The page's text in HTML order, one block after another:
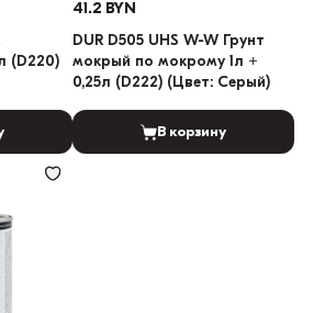
(D220)
41.2 BYN
DUR D505 UHS W-W Грунт
мокрый по мокрому 1л +
0,25л (D222) (Цвет: Серый)
В корзину